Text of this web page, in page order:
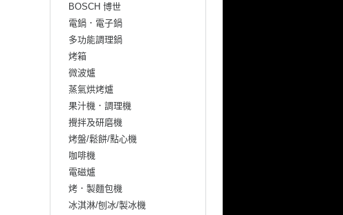
BOSCH 博世
電鍋．電子鍋
多功能調理鍋
烤箱
微波爐
蒸氣烘烤爐
果汁機．調理機
攪拌及研磨機
烤盤/鬆餅/點心機
咖啡機
電磁爐
烤．製麵包機
冰淇淋/刨冰/製冰機